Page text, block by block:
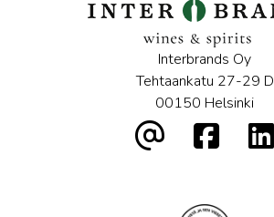
Interbrands Oy
Tehtaankatu 27-29 D
00150 Helsinki